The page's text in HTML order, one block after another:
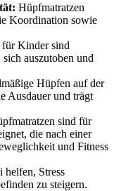
Hüpfmatratzen
Koordination sowie
für Kinder sind
auszutoben und
Hüpfen auf der
Ausdauer und trägt
sind für
die nach einer
und Fitness
helfen, Stress
zu steigern.